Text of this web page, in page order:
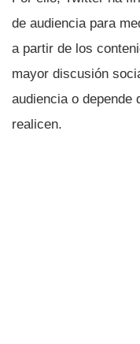
de audiencia para
a partir de los
mayor discusión
audiencia o depende
realicen.